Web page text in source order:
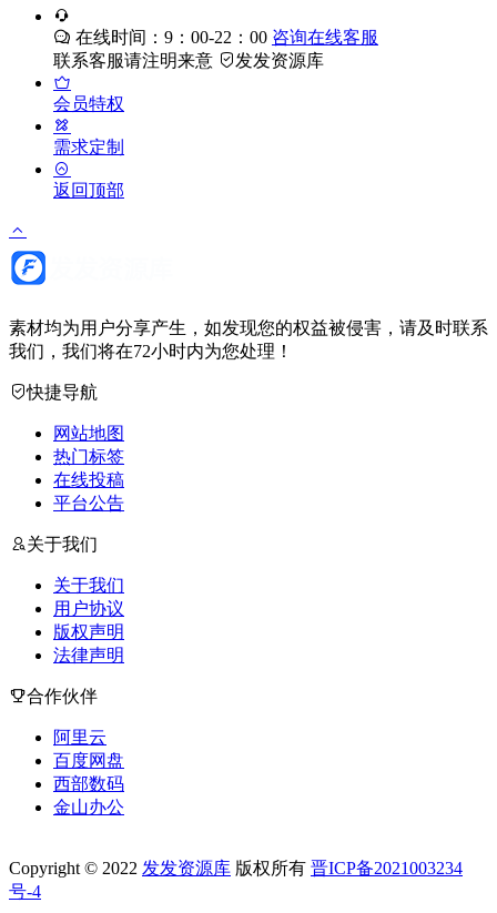
在线时间：9：00-22：00 咨询在线客服
联系客服请注明来意
发发资源库
会员特权
需求定制
返回顶部
素材均为用户分享产生，如发现您的权益被侵害，请及时联系
我们，我们将在72小时内为您处理！
快捷导航
网站地图
热门标签
在线投稿
平台公告
关于我们
关于我们
用户协议
版权声明
法律声明
合作伙伴
阿里云
百度网盘
西部数码
金山办公
Copyright © 2022 发发资源库 版权所有 晋ICP备2021003234
号-4